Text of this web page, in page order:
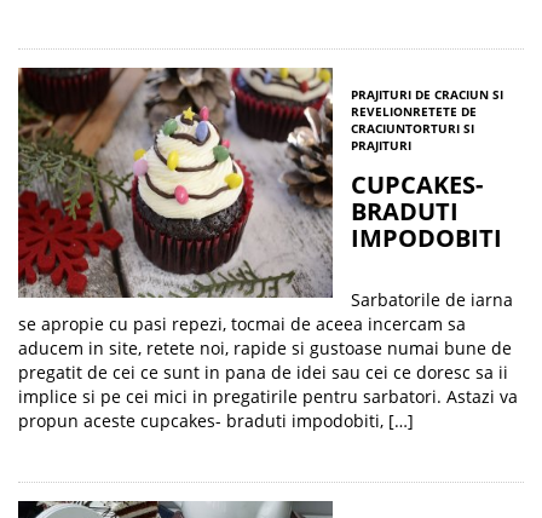
PRAJITURI DE CRACIUN SI
REVELIONRETETE DE
CRACIUNTORTURI SI
PRAJITURI
CUPCAKES-
BRADUTI
IMPODOBITI
Sarbatorile de iarna
se apropie cu pasi repezi, tocmai de aceea incercam sa
aducem in site, retete noi, rapide si gustoase numai bune de
pregatit de cei ce sunt in pana de idei sau cei ce doresc sa ii
implice si pe cei mici in pregatirile pentru sarbatori. Astazi va
propun aceste cupcakes- braduti impodobiti, […]